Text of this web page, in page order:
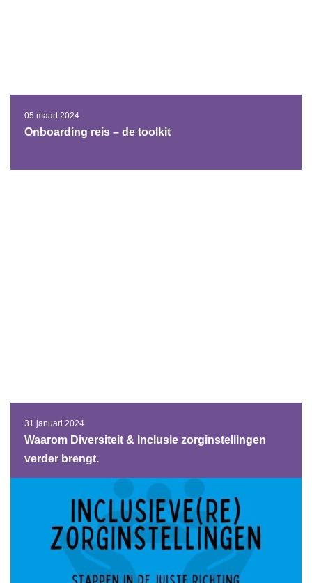
05 maart 2024
Onboarding reis – de toolkit
31 januari 2024
Waarom Diversiteit & Inclusie zorginstellingen
verder brengt.